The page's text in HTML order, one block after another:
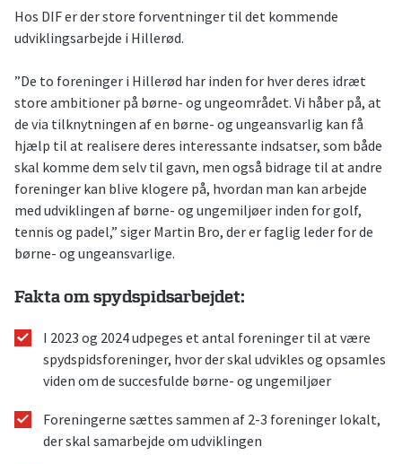
Hos DIF er der store forventninger til det kommende
udviklingsarbejde i Hillerød.
”De to foreninger i Hillerød har inden for hver deres idræt
store ambitioner på børne- og ungeområdet. Vi håber på, at
de via tilknytningen af en børne- og ungeansvarlig kan få
hjælp til at realisere deres interessante indsatser, som både
skal komme dem selv til gavn, men også bidrage til at andre
foreninger kan blive klogere på, hvordan man kan arbejde
med udviklingen af børne- og ungemiljøer inden for golf,
tennis og padel,” siger Martin Bro, der er faglig leder for de
børne- og ungeansvarlige.
Fakta om spydspidsarbejdet:
I 2023 og 2024 udpeges et antal foreninger til at være
spydspidsforeninger, hvor der skal udvikles og opsamles
viden om de succesfulde børne- og ungemiljøer
Foreningerne sættes sammen af 2-3 foreninger lokalt,
der skal samarbejde om udviklingen